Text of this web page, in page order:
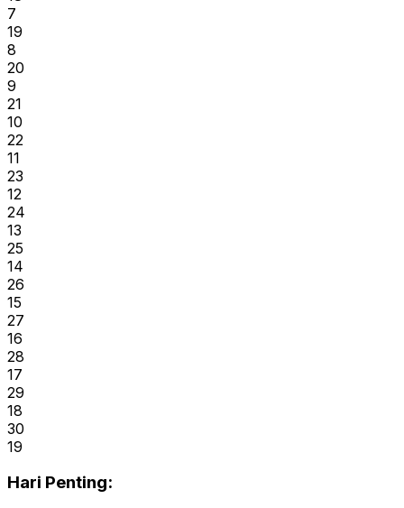
7
19
8
20
9
21
10
22
11
23
12
24
13
25
14
26
15
27
16
28
17
29
18
30
19
Hari Penting: